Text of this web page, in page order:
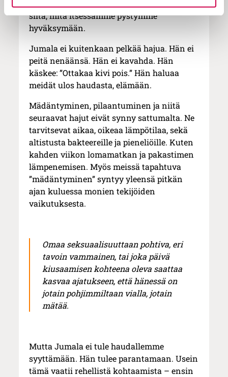
oikeasti kysymys on meistä itsestämme, ja
siitä, mitä itsessämme pystymme
hyväksymään.
Jumala ei kuitenkaan pelkää hajua. Hän ei
peitä nenäänsä. Hän ei kavahda. Hän
käskee: ”Ottakaa kivi pois.” Hän haluaa
meidät ulos haudasta, elämään.
Mädäntyminen, pilaantuminen ja niitä
seuraavat hajut eivät synny sattumalta. Ne
tarvitsevat aikaa, oikeaa lämpötilaa, sekä
altistusta bakteereille ja pieneliöille. Kuten
kahden viikon lomamatkan ja pakastimen
lämpenemisen. Myös meissä tapahtuva
”mädäntyminen” syntyy yleensä pitkän
ajan kuluessa monien tekijöiden
vaikutuksesta.
Omaa seksuaalisuuttaan pohtiva, eri
tavoin vammainen, tai joka päivä
kiusaamisen kohteena oleva saattaa
kasvaa ajatukseen, että hänessä on
jotain pohjimmiltaan vialla, jotain
mätää.
Mutta Jumala ei tule haudallemme
syyttämään. Hän tulee parantamaan. Usein
tämä vaatii rehellistä kohtaamista – ensin